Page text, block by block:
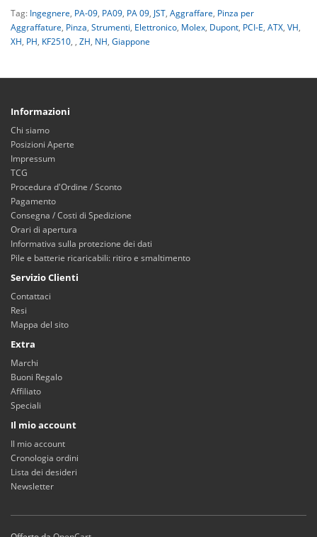
Tag: Ingegnere, PA-09, PA09, PA 09, JST, Aggraffare, Pinza per
Aggraffature, Pinza, Strumenti, Elettronico, Molex, Dupont, PCI-E, ATX, VH,
XH, PH, KF2510, , ZH, NH, Giappone
Informazioni
Chi siamo
Posizioni Aperte
Impressum
TCG
Procedura d'Ordine / Sconto
Pagamento
Consegna / Costi di Spedizione
Orari di apertura
Informativa sulla protezione dei dati
Pile e batterie ricaricabili: ritiro e smaltimento
Servizio Clienti
Contattaci
Resi
Mappa del sito
Extra
Marchi
Buoni Regalo
Affiliato
Speciali
Il mio account
Il mio account
Cronologia ordini
Lista dei desideri
Newsletter